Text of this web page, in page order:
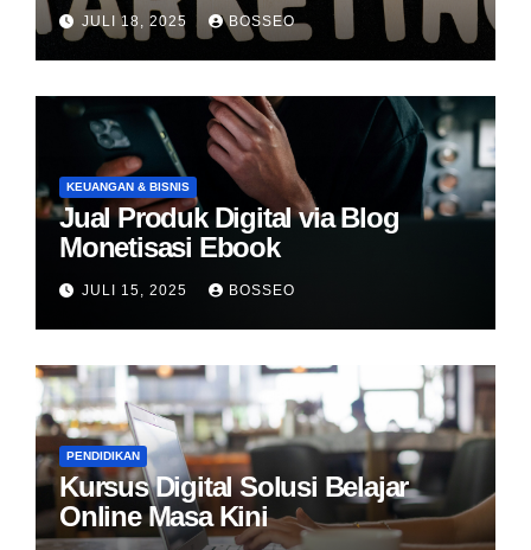
JULI 18, 2025 BOSSEO
KEUANGAN & BISNIS
Jual Produk Digital via Blog
Monetisasi Ebook
JULI 15, 2025 BOSSEO
PENDIDIKAN
Kursus Digital Solusi Belajar
Online Masa Kini